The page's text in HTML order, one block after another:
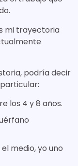
mi trayectoria
podría decir
los 4 y 8 años.
medio, yo uno